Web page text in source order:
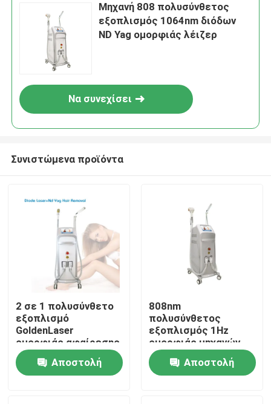
Σπίτι
Προϊόντα
Μηχανή 808 πολυσύνθετος
εξοπλισμός 1064nm διόδων
ND Yag ομορφιάς λέιζερ
Να συνεχίσει
Συνιστώμενα προϊόντα
2 σε 1 πολυσύνθετο
εξοπλισμό
GoldenLaser
ομορφιάς αφαίρεσης
τρίχας λέιζερ ND Yag
λέιζερ διόδων 808nm
Αποστολή
808nm
πολυσύνθετος
εξοπλισμός 1Hz
ομορφιάς μηχανών
αφαίρεσης τρίχας ND
Yag διόδωνΑποστολή